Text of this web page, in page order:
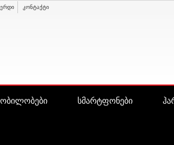
კონტაქტი
სმარტფონები